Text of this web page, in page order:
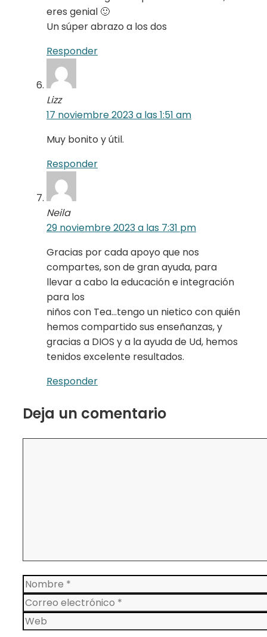
eres genial 🙂
Un súper abrazo a los dos
Responder
Lizz
17 noviembre 2023 a las 1:51 am
Muy bonito y útil.
Responder
Neila
29 noviembre 2023 a las 7:31 pm
Gracias por cada apoyo que nos
compartes, son de gran ayuda, para
llevar a cabo la educación e integración
para los
niños con Tea…tengo un nietico con quién
hemos compartido sus enseñanzas, y
gracias a DIOS y a la ayuda de Ud, hemos
tenidos excelente resultados.
Responder
Deja un comentario
Nombre
Correo
electrónico
Web